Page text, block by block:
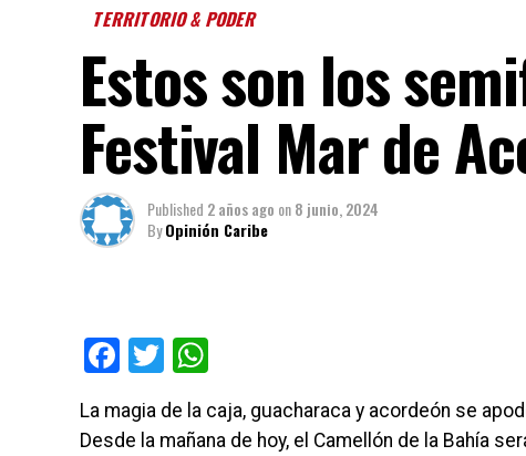
TERRITORIO & PODER
Estos son los
Festival Mar de
Published 2 años ago on8 junio, 2024
ByOpinión Caribe
Facebook
Twitter
La magia de la caja, guacharaca y acordeón se
Desde la mañana de hoy, el Camellón de la Bahía